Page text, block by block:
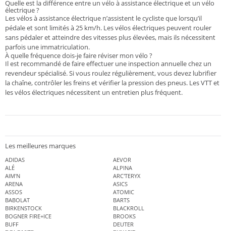
Quelle est la différence entre un vélo à assistance électrique et un vélo
électrique ?
Les vélos à assistance électrique n’assistent le cycliste que lorsqu’il
pédale et sont limités à 25 km/h. Les vélos électriques peuvent rouler
sans pédaler et atteindre des vitesses plus élevées, mais ils nécessitent
parfois une immatriculation.
À quelle fréquence dois-je faire réviser mon vélo ?
Il est recommandé de faire effectuer une inspection annuelle chez un
revendeur spécialisé. Si vous roulez régulièrement, vous devez lubrifier
la chaîne, contrôler les freins et vérifier la pression des pneus. Les VTT et
les vélos électriques nécessitent un entretien plus fréquent.
Les meilleures marques
ADIDAS
AEVOR
ALÉ
ALPINA
AIM'N
ARC'TERYX
ARENA
ASICS
ASSOS
ATOMIC
BABOLAT
BARTS
BIRKENSTOCK
BLACKROLL
BOGNER FIRE+ICE
BROOKS
BUFF
DEUTER